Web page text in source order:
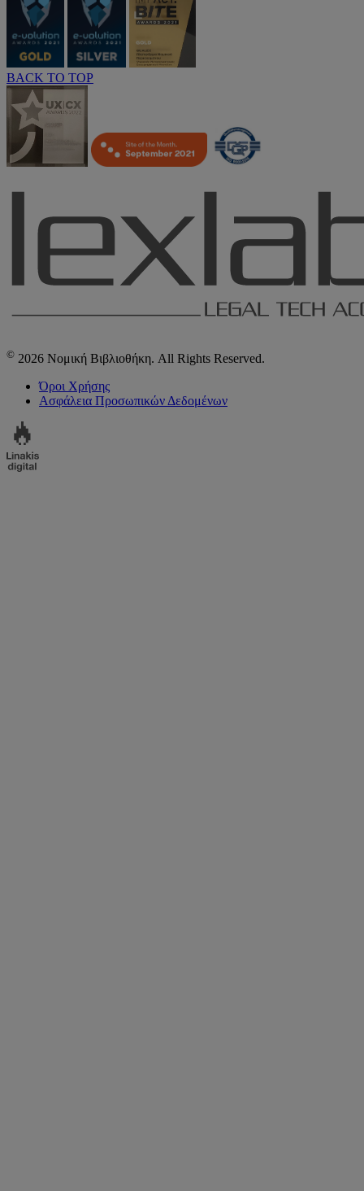
BACK TO TOP
© 2026 Νομική Βιβλιοθήκη. All Rights Reserved.
Όροι Χρήσης
Ασφάλεια Προσωπικών Δεδομένων